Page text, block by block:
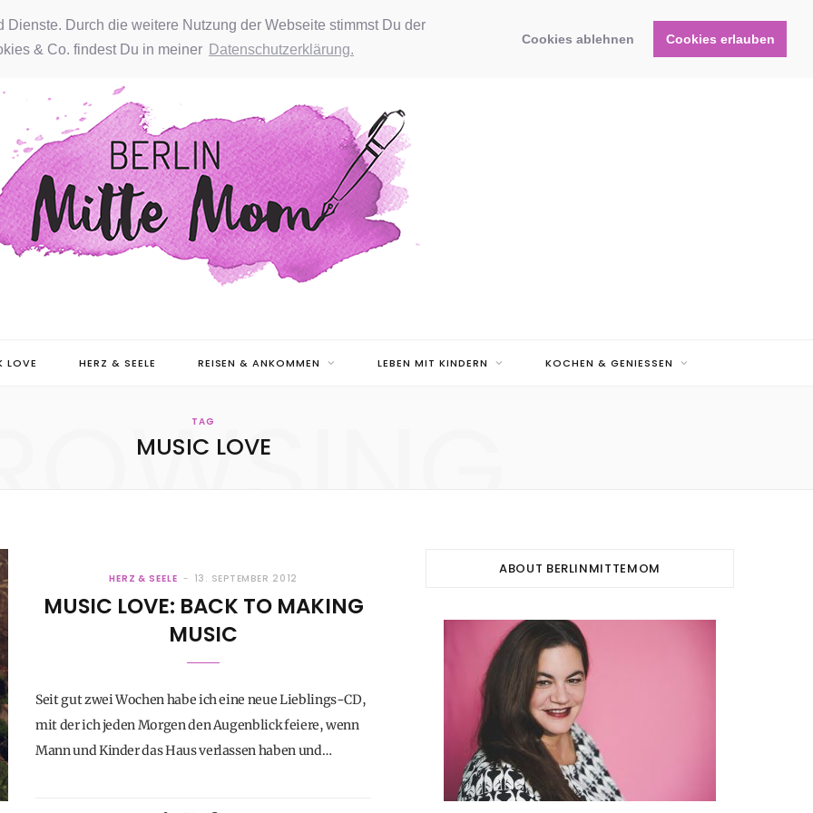
Durch die weitere Nutzung der Webseite stimmst Du der
& Co. findest Du in meiner Datenschutzerklärung.
Cookies ablehnen Cookies erlauben
LOVE HERZ & SEELE REISEN & ANKOMMEN LEBEN MIT KINDERN KOCHEN & GENIESSEN
TAG
MUSIC LOVE
HERZ & SEELE 13. SEPTEMBER 2012
MUSIC LOVE: BACK TO MAKING
MUSIC
Seit gut zwei Wochen habe ich eine neue Lieblings-CD,
mit der ich jeden Morgen den Augenblick feiere, wenn
Mann und Kinder das Haus verlassen haben und…
ABOUT BERLINMITTEMOM